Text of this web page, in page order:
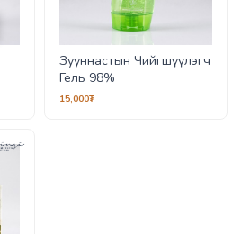
Зууннастын Чийгшүүлэгч
Гель 98%
15,000₮